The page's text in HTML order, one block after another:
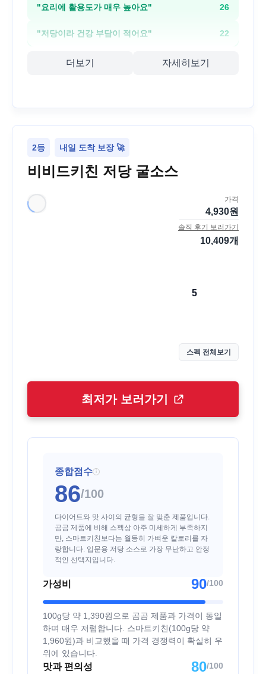
"요리에 활용도가 매우 높아요" 26
"저당이라 건강 부담이 적어요" 22
더보기 자세히보기
2등 내일 도착 보장 🚀
비비드키친 저당 굴소스
가격
4,930원
솔직 후기 보러가기
10,409개
5
스펙 전체보기
최저가 보러가기
종합점수 i
86/100
다이어트와 맛 사이의 균형을 잘 맞춘 제품입니다.
곰곰 제품에 비해 스펙상 아주 미세하게 부족하지
만, 스마트키친보다는 월등히 가벼운 칼로리를 자
랑합니다. 입문용 저당 소스로 가장 무난하고 안정
적인 선택지입니다.
가성비 90/100
100g당 약 1,390원으로 곰곰 제품과 가격이 동일
하며 매우 저렴합니다. 스마트키친(100g당 약
1,960원)과 비교했을 때 가격 경쟁력이 확실히 우
위에 있습니다.
맛과 편의성 80/100